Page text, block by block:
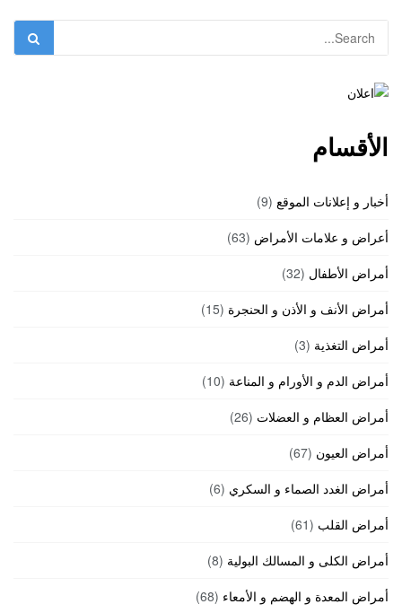
الأقسام
أخبار و إعلانات الموقع (9)
أعراض و علامات الأمراض (63)
أمراض الأطفال (32)
أمراض الأنف و الأذن و الحنجرة (15)
أمراض التغذية (3)
أمراض الدم و الأورام و المناعة (10)
أمراض العظام و العضلات (26)
أمراض العيون (67)
أمراض الغدد الصماء و السكري (6)
أمراض القلب (61)
أمراض الكلى و المسالك البولية (8)
أمراض المعدة و الهضم و الأمعاء (68)